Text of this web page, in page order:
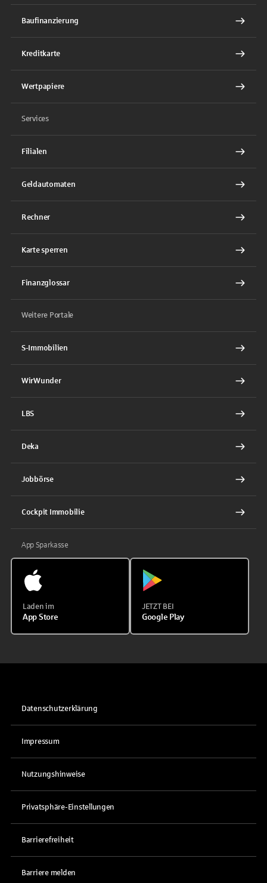
Baufinanzierung
Kreditkarte
Wertpapiere
Services
Filialen
Geldautomaten
Rechner
Karte sperren
Finanzglossar
Weitere Portale
S-Immobilien
WirWunder
LBS
Deka
Jobbörse
Cockpit Immobilie
App Sparkasse
Laden im
App Store
JETZT BEI
Google Play
Datenschutzerklärung
Impressum
Nutzungshinweise
Privatsphäre-Einstellungen
Barrierefreiheit
Barriere melden